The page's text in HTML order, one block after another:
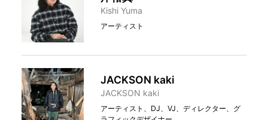
Kishi Yuma
アーティスト
JACKSON kaki
JACKSON kaki
アーティスト、DJ、VJ、ディレクター、グ